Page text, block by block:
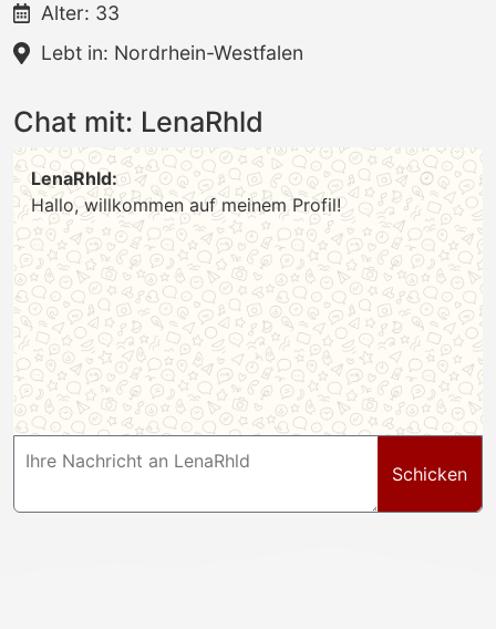
Alter: 33
Lebt in: Nordrhein-Westfalen
Chat mit: LenaRhld
LenaRhld:
Hallo, willkommen auf meinem Profil!
Schicken